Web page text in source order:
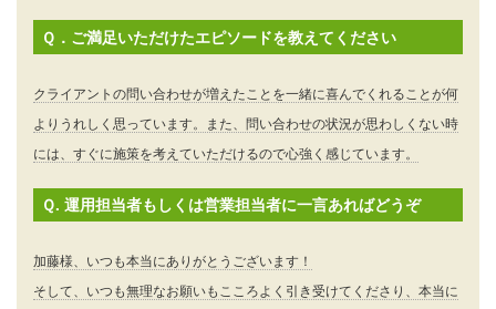
Ｑ．ご満足いただけたエピソードを教えてください
クライアントの問い合わせが増えたことを一緒に喜んでくれることが何
よりうれしく思っています。また、問い合わせの状況が思わしくない時
には、すぐに施策を考えていただけるので心強く感じています。
Ｑ. 運用担当者もしくは営業担当者に一言あればどうぞ
加藤様、いつも本当にありがとうございます！
そして、いつも無理なお願いもこころよく引き受けてくださり、本当に